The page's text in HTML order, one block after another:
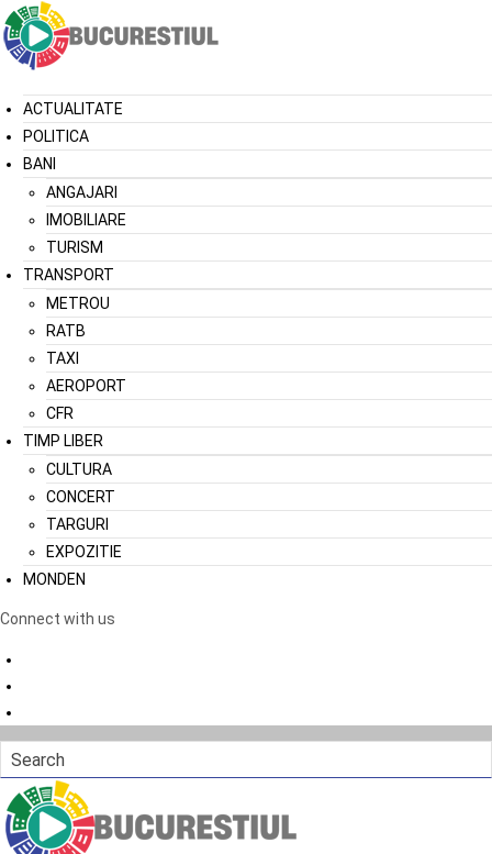
ACTUALITATE
POLITICA
BANI
ANGAJARI
IMOBILIARE
TURISM
TRANSPORT
METROU
RATB
TAXI
AEROPORT
CFR
TIMP LIBER
CULTURA
CONCERT
TARGURI
EXPOZITIE
MONDEN
Connect with us